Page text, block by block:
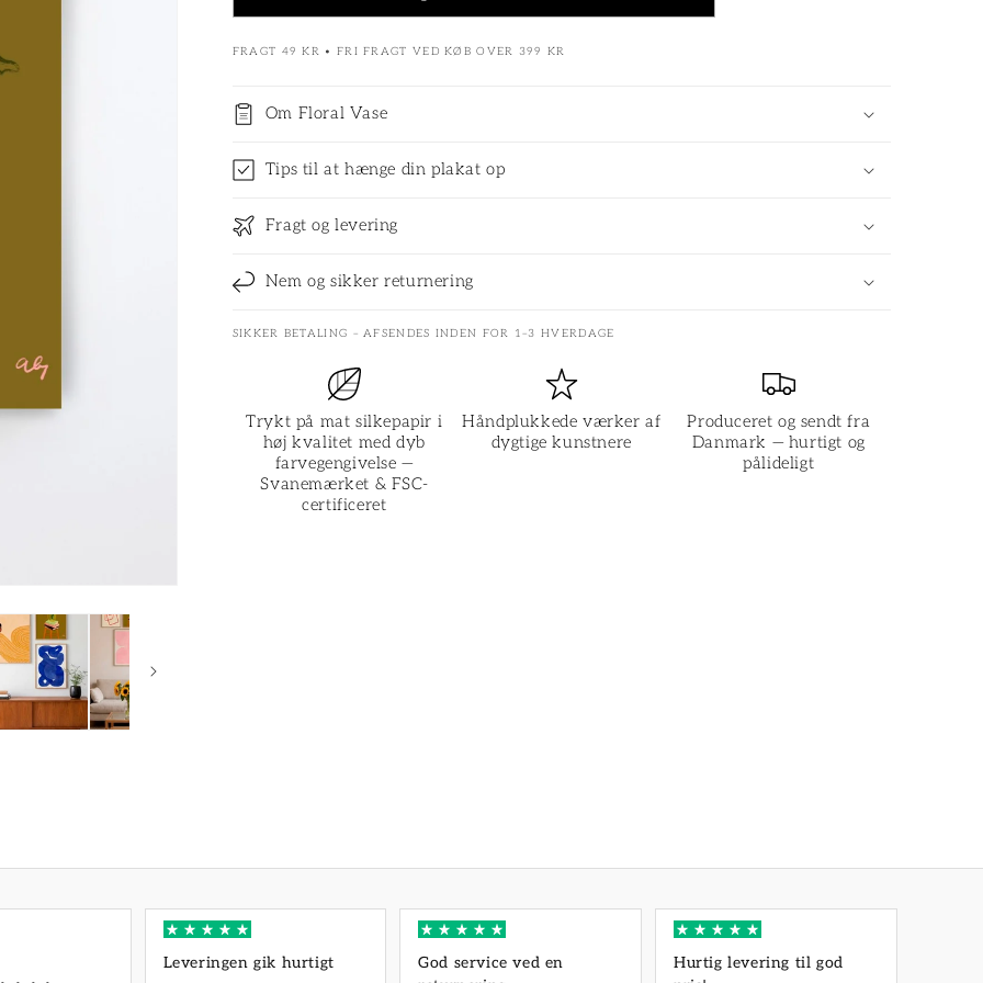
FRAGT 49 KR • FRI FRAGT VED KØB OVER 399 KR
Om Floral Vase
Tips til at hænge din plakat op
Fragt og levering
Nem og sikker returnering
SIKKER BETALING – AFSENDES INDEN FOR 1–3 HVERDAGE
Trykt på mat silkepapir i
høj kvalitet med dyb
farvegengivelse —
Svanemærket & FSC-
certificeret
Håndplukkede værker af
dygtige kunstnere
Produceret og sendt fra
Danmark — hurtigt og
pålideligt
Leveringen gik hurtigt
God service ved en
Hurtig levering til god